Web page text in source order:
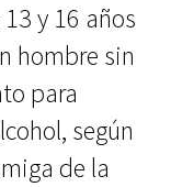
y 16 años
hombre sin
para
según
de la